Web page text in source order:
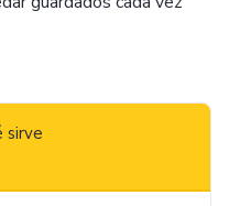
sirve